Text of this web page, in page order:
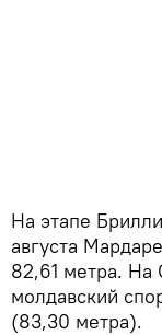
На этапе
августа
82,61 метра. На
молдавский
(83,30 метра).